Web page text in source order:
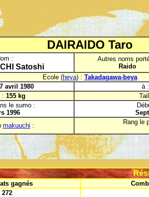
DAIRAIDO Taro
:
Satoshi
Autres noms
Raido
Ecole (heya) : Takadagawa-beya
avril 1980
à
: 155 kg
le sumo :
1996
makuuchi :
Rang le
gagnés
272